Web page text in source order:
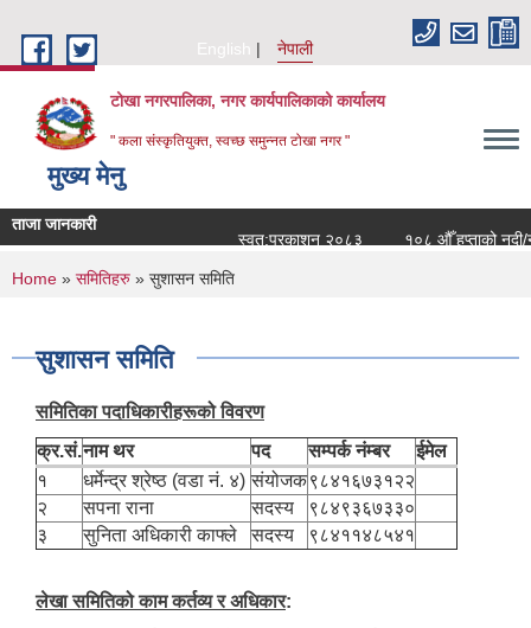
English
नेपाली
टोखा नगरपालिका, नगर कार्यपालिकाको कार्यालय
" कला संस्कृतियुक्त, स्वच्छ समुन्‍नत टोखा नगर "
मुख्य मेनु
ताजा जानकारी
स्वत:प्रकाशन २०८३
१०८ औँ हप्ताको नदी/
You are here
Home » समितिहरु » सुशासन समिति
सुशासन समिति
समितिका पदाधिकारीहरूको विवरण
क्र.सं.नाम थर पद सम्पर्क नंम्बर
ईमेल
१
धर्मेन्द्र श्रेष्ठ (वडा नं. ४) संयोजक९८४१६७३१२२
२
सपना राना सदस्य
९८४९३६७३३०
३
सुनिता अधिकारी काफ्ले सदस्य ९८४११४८५४१
लेखा समितिको काम कर्तव्य र अधिकार: